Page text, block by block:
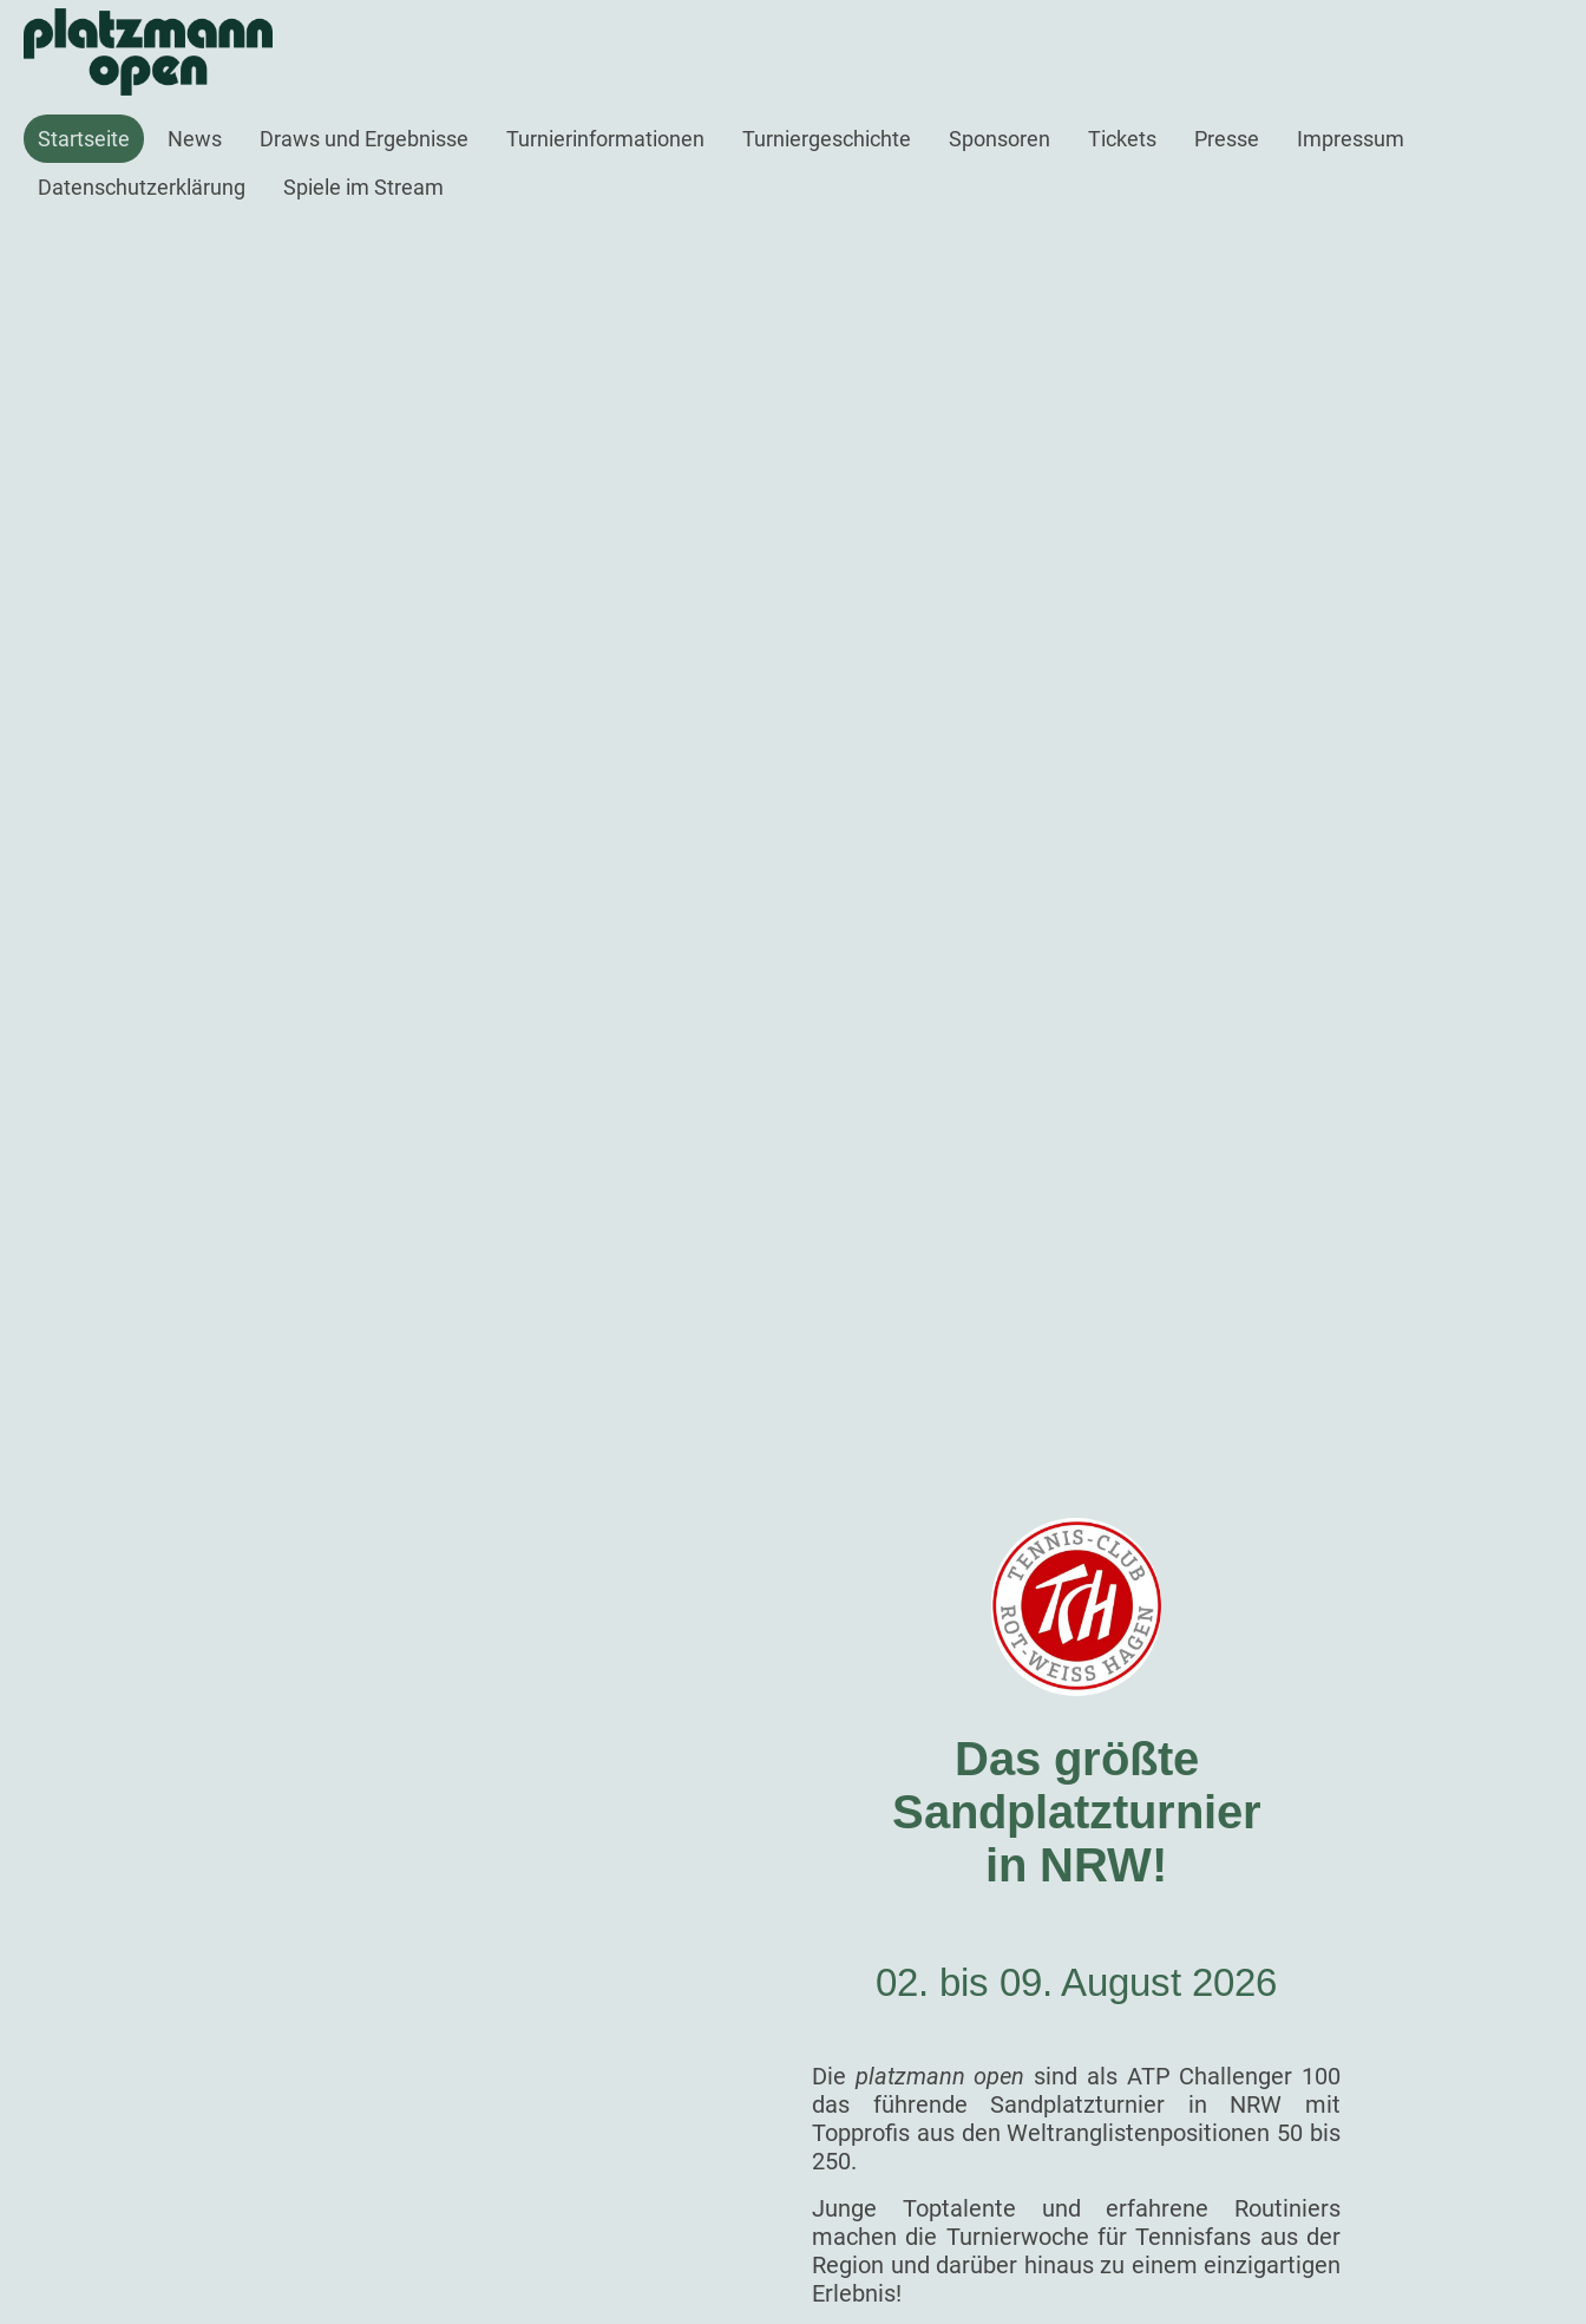
Startseite News Draws und Ergebnisse Turnierinformationen Turniergeschichte Sponsoren Tickets Presse
Impressum
Datenschutzerklärung
Spiele im Stream
Das größte
Sandplatzturnier
in NRW!
02. bis 09. August 2026
Die platzmann open sind als ATP Challenger 100
das führende Sandplatzturnier in NRW mit
Topprofis aus den Weltranglistenpositionen 50 bis
250.
Junge Toptalente und erfahrene Routiniers
machen die Turnierwoche für Tennisfans aus der
Region und darüber hinaus zu einem einzigartigen
Erlebnis!